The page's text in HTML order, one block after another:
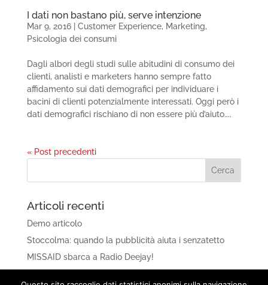
I dati non bastano più, serve intenzione
Mar 9, 2016| Customer Experience, Marketing,
Psicologia dei consumi
Dagli albori degli studi sulle abitudini di consumo dei
clienti, analisti e marketers hanno sempre fatto
affidamento sui dati demografici per individuare i
bacini di clienti potenzialmente interessati. Oggi però i
dati demografici rischiano di non essere più d’aiuto....
« Post precedenti
Articoli recenti
Demo articolo
Stoccolma: quando la pubblicità aiuta i senzatetto
MISSAID sbarca a Radio Deejay!